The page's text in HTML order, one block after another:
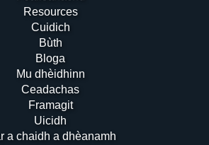
Resources
Cuidich
Bùth
Bloga
Mu dhèidhinn
Ceadachas
Framagit
Uicidh
a chaidh a dhèanamh